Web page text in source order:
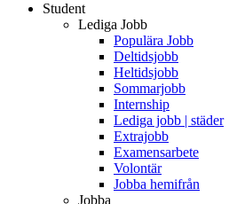
Student
Lediga Jobb
Populära Jobb
Deltidsjobb
Heltidsjobb
Sommarjobb
Internship
Lediga jobb | städer
Extrajobb
Examensarbete
Volontär
Jobba hemifrån
Jobba